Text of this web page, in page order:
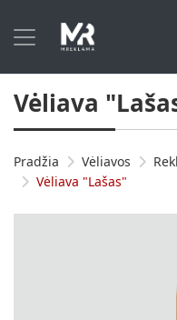
Vėliava
Pradžia Vėliavos
Vėliava "Lašas"